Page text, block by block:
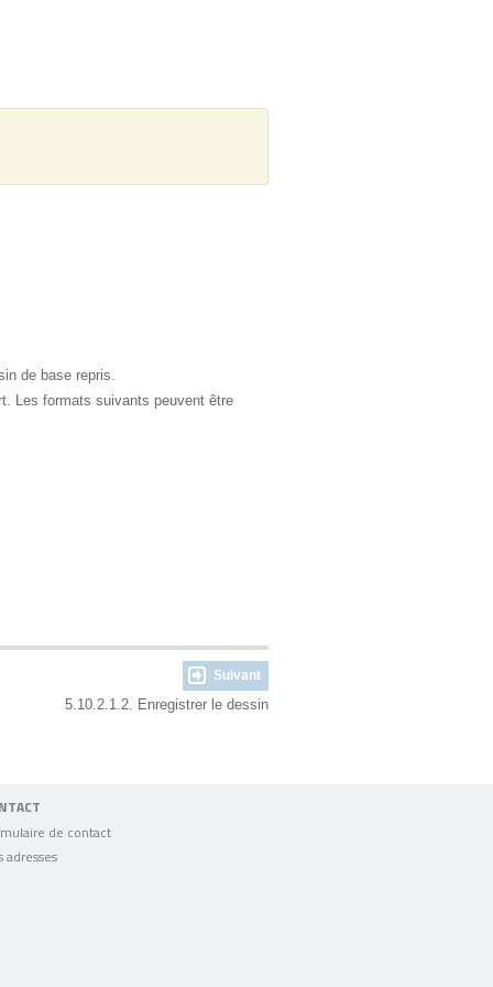
de base repris.
Les formats suivants peuvent être
Suivant
5.10.2.1.2. Enregistrer le dessin
de contact
adresses